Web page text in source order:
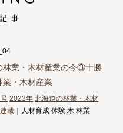
林業・木材産業の今③十勝
業・木材産業
2023年 北海道の林業・木材
連載 ｜人材育成 体験 木 林業